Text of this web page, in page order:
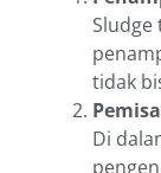
tidak
Di